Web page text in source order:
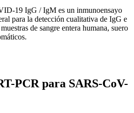
19 IgG / IgM es un inmunoensayo
para la detección cualitativa de IgG e
de sangre entera humana, suero
PCR para SARS-CoV-